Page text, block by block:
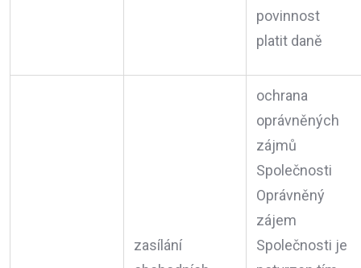
povinnost
platit daně
zasílání
ochrana
oprávněných
zájmů
Společnosti
Oprávněný
zájem
Společnosti je